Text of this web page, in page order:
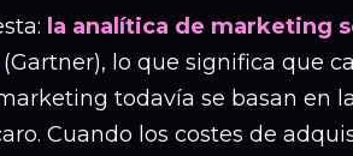
la analítica de marketing
(Gartner), lo que significa que
todavía se basan en
Cuando los costes de